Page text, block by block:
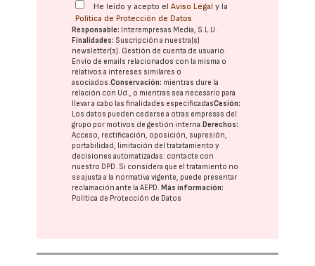
He leído y acepto elAviso Legal y la
Política de Protección de Datos
Responsable: Interempresas Media, S.L.U.
Finalidades: Suscripción a nuestra(s)
newsletter(s). Gestión de cuenta de usuario.
Envío de emails relacionados con la misma o
relativos a intereses similares o
asociados.Conservación: mientras dure la
relación con Ud., o mientras sea necesario para
llevar a cabo las finalidades especificadasCesión:
Los datos pueden cederse a otras empresas del
grupo por motivos de gestión interna.Derechos:
Acceso, rectificación, oposición, supresión,
portabilidad, limitación del tratatamiento y
decisiones automatizadas: contacte con
nuestro DPD . Si considera que el tratamiento no
se ajusta a la normativa vigente, puede presentar
reclamación ante laAEPD .Más información:
Política de Protección de Datos